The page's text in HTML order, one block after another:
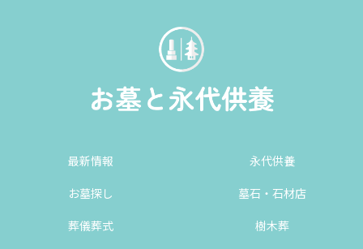
最新情報
永代供養
お墓探し
墓石・石材店
葬儀葬式
樹木葬